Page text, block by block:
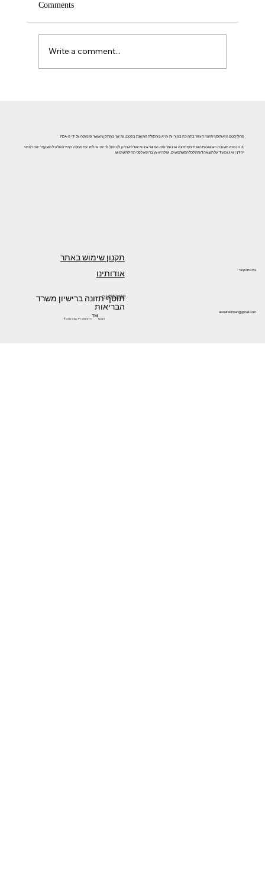
Comments
Write a comment...
©2024 by Prolistem™Israel
פרוליסטם הוא תוסף תזונה העוזר בתמיכה בפוריות והיא פורמולה המוגנת בפטנט ומיוצר במתקן מאושר ומפוקח על ידי ה-FDA.
⚠️ הבהרה חשובה: Prolistem הוא תוסף תזונה ואינו תרופה. המוצר אינו מיועד לאבחון, לטיפול, לריפוי או למניעת מחלה. המידע שלעיל משקף דיווח רפואי
יחידני, ואינו מעיד על תוצאה דומה לכל המשתמשים. יש להיוועץ ברופא לפני תחילת שימוש.
אודותינו
תקנון שימוש באתר
תוסף תזונה ברישיון משרד
הבריאות alonafeldman@gmail.com
צרו איתנו קשר
+972505266144